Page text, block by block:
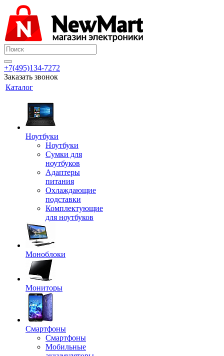
+7(495)134-7272
Заказать звонок
Каталог
Ноутбуки
Ноутбуки
Сумки для
ноутбуков
Адаптеры
питания
Охлаждающие
подставки
Комплектующие
для ноутбуков
Моноблоки
Мониторы
Смартфоны
Смартфоны
Мобильные